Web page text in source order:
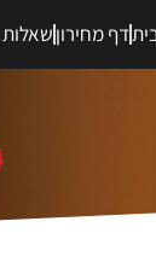
דף מחירוןשאלות